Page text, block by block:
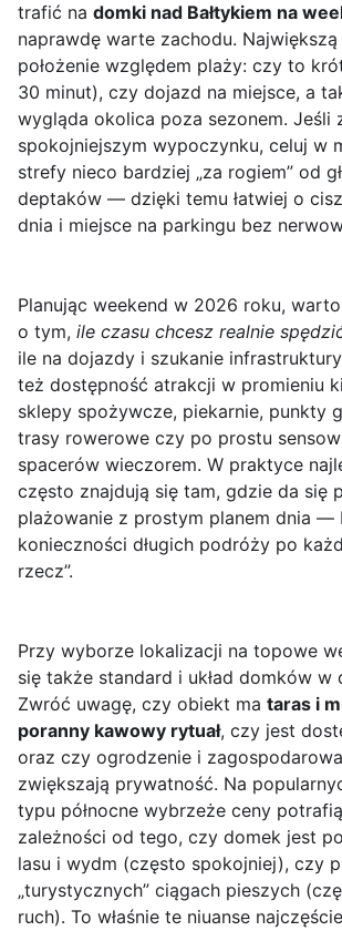
trafić na domki nad Bałtykiem na
naprawdę warte zachodu.
położenie względem plaży: czy to
30 minut), czy dojazd na miejsce, a
wygląda okolica poza sezonem. Jeśli
spokojniejszym wypoczynku, celuj w
strefy nieco bardziej „za rogiem” od
deptaków — dzięki temu łatwiej o
dnia i miejsce na parkingu bez
Planując weekend w 2026 roku,
o tym, ile czasu chcesz realnie
ile na dojazdy i szukanie
też dostępność atrakcji w promieniu
sklepy spożywcze, piekarnie, punkty
trasy rowerowe czy po prostu
spacerów wieczorem. W praktyce
często znajdują się tam, gdzie da się
plażowanie z prostym planem dnia —
konieczności długich podróży po
rzecz”.
Przy wyborze lokalizacji na topowe
się także standard i układ domków w
Zwróć uwagę, czy obiekt ma taras i
poranny kawowy rytuał, czy jest
oraz czy ogrodzenie i
zwiększają prywatność. Na
typu północne wybrzeże ceny
zależności od tego, czy domek jest
lasu i wydm (często spokojniej), czy
„turystycznych” ciągach pieszych
ruch). To właśnie te niuanse